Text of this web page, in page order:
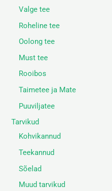
Valge tee
Roheline tee
Oolong tee
Must tee
Rooibos
Taimetee ja Mate
Puuviljatee
Tarvikud
Kohvikannud
Teekannud
Sõelad
Muud tarvikud